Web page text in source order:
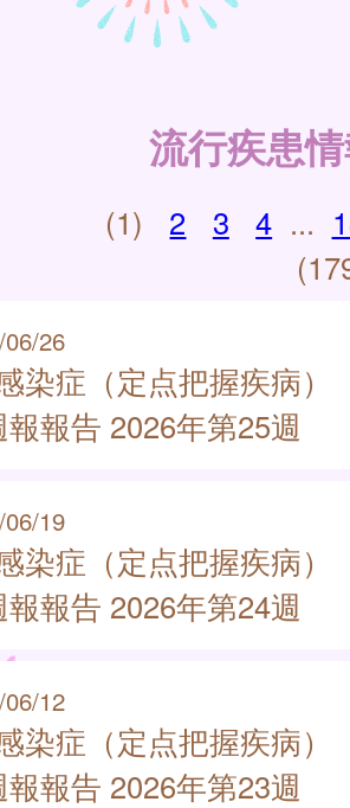
流行疾患
(1) 2 3 4 ...
26
染症（定点把握疾病）
報告 2026年第25週
19
染症（定点把握疾病）
報告 2026年第24週
12
染症（定点把握疾病）
報告 2026年第23週